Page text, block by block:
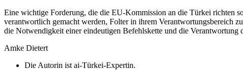
Eine wichtige Forderung, die die EU-Kommission an die Türkei richten
verantwortlich gemacht werden, Folter in ihrem Verantwortungsbereich
die Notwendigkeit einer eindeutigen Befehlskette und die Verantwortung
Amke Dietert
Die Autorin ist ai-Türkei-Expertin.